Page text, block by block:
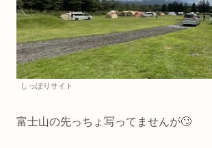
しっぽりサイト
富士山の先っちょ写ってませんが🙄